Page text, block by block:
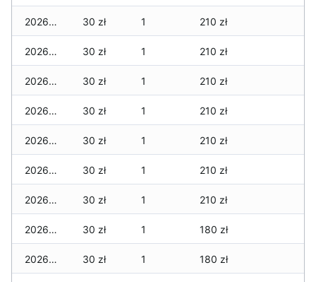
2026-03-03 30 zł 1 210 zł
2026-03-02 30 zł 1 210 zł
2026-03-01 30 zł 1 210 zł
2026-02-27 30 zł 1 210 zł
2026-02-26 30 zł 1 210 zł
2026-02-25 30 zł 1 210 zł
2026-02-24 30 zł 1 210 zł
2026-02-23 30 zł 1 180 zł
2026-02-22 30 zł 1 180 zł